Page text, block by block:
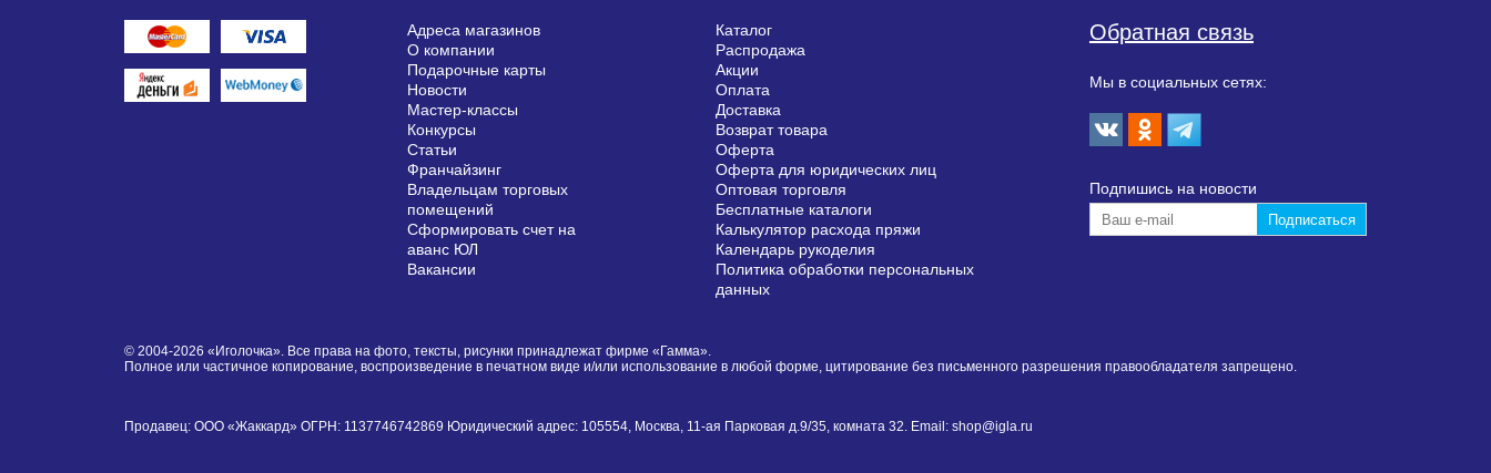
Адреса магазинов
О компании
Подарочные карты
Новости
Мастер-классы
Конкурсы
Статьи
Франчайзинг
Владельцам торговых
помещений
Сформировать счет на
аванс ЮЛ
Вакансии
Каталог
Распродажа
Акции
Оплата
Доставка
Возврат товара
Оферта
Оферта для юридических лиц
Оптовая торговля
Бесплатные каталоги
Калькулятор расхода пряжи
Календарь рукоделия
Политика обработки персональных
данных
Обратная связь
Мы в социальных сетях:
Подпишиcь на новости
© 2004-2026 «Иголочка». Все права на фото, тексты, рисунки принадлежат фирме «Гамма».
Полное или частичное копирование, воспроизведение в печатном виде и/или использование в любой форме, цитирование без письменного разрешения правообладателя запрещено.
Продавец: ООО «Жаккард» ОГРН: 1137746742869 Юридический адрес: 105554, Москва, 11-ая Парковая д.9/35, комната 32. Email: shop@igla.ru